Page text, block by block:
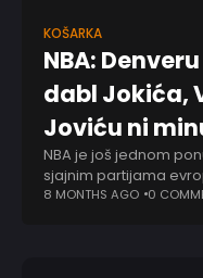
KOŠARKA
NBA:
dabl Jokića,
Joviću ni
NBA je još jednom
sjajnim partijama
koja menjaju poredak
8 MONTHS AGO 0